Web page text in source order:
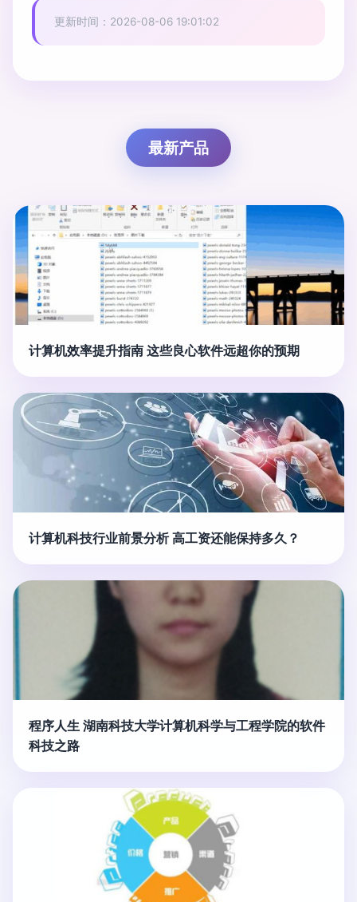
更新时间：2026-08-06 19:01:02
最新产品
计算机效率提升指南 这些良心软件远超你的预期
计算机科技行业前景分析 高工资还能保持多久？
程序人生 湖南科技大学计算机科学与工程学院的软件
科技之路